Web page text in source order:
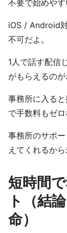
不要で始めやす
iOS / Android
不可だよ。
1人で話す配信
がもらえるのが
事務所に入る
で手数料もゼロ
事務所のサポ
えてくれるか
短時間
ト（結
命）